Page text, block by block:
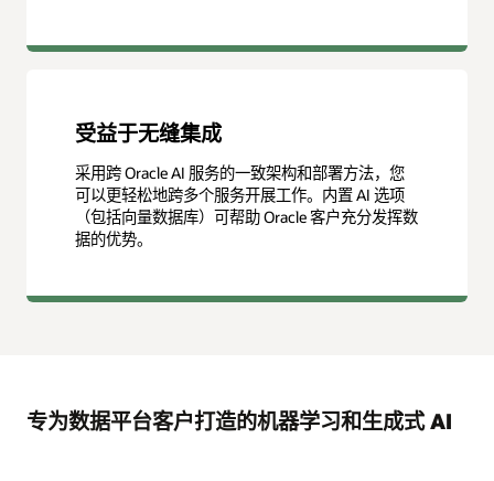
受益于无缝集成
采用跨 Oracle AI 服务的一致架构和部署方法，您
可以更轻松地跨多个服务开展工作。内置 AI 选项
（包括向量数据库）可帮助 Oracle 客户充分发挥数
据的优势。
专为数据平台客户打造的机器学习和生成式 AI